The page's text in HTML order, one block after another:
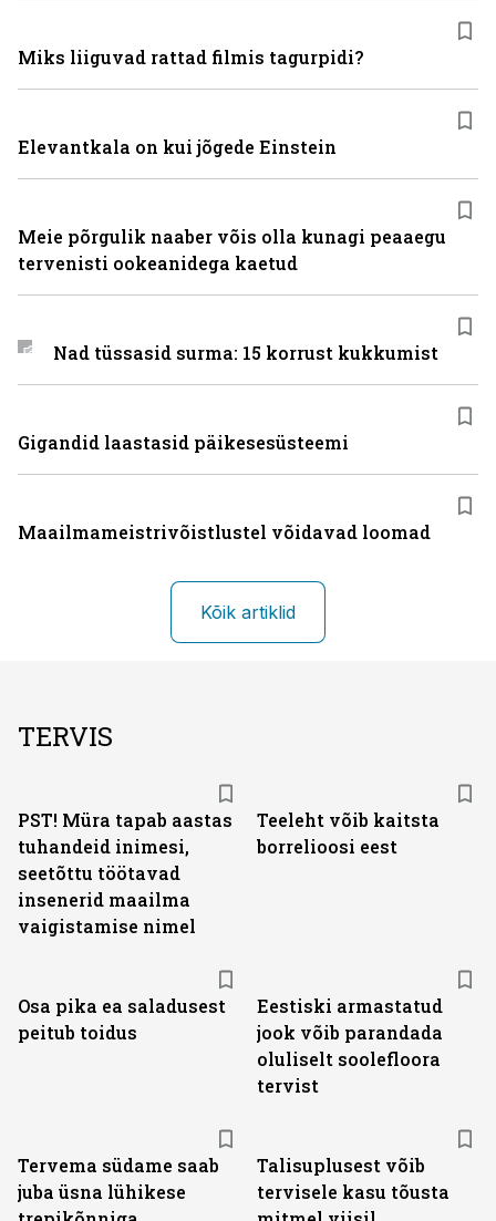
Miks liiguvad rattad filmis tagurpidi?
Elevantkala on kui jõgede Einstein
Meie põrgulik naaber võis olla kunagi peaaegu
tervenisti ookeanidega kaetud
Nad tüssasid surma: 15 korrust kukkumist
Gigandid laastasid päikesesüsteemi
Maailmameistrivõistlustel võidavad loomad
Kõik artiklid
TERVIS
PST! Müra tapab aastas
tuhandeid inimesi,
seetõttu töötavad
insenerid maailma
vaigistamise nimel
Teeleht võib kaitsta
borrelioosi eest
Osa pika ea saladusest
peitub toidus
Eestiski armastatud
jook võib parandada
oluliselt soolefloora
tervist
Tervema südame saab
juba üsna lühikese
Talisuplusest võib
tervisele kasu tõusta